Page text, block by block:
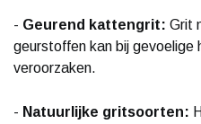
- Geurend kattengrit: Grit
geurstoffen kan bij gevoelige
veroorzaken.
- Natuurlijke gritsoorten: